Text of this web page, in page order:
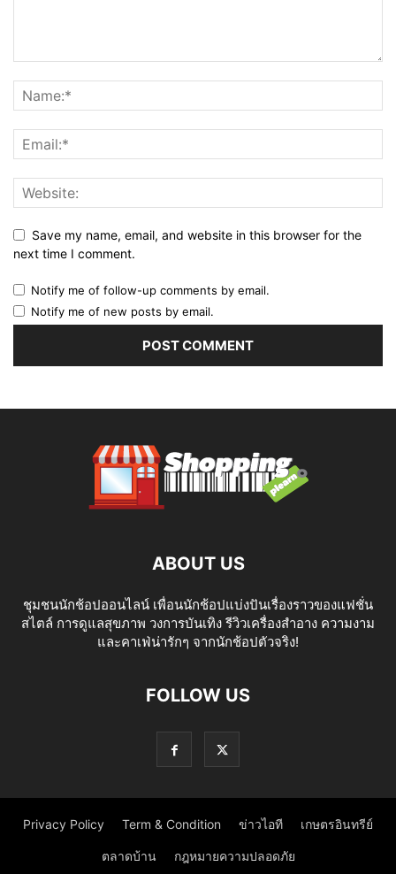
Save my name, email, and website in this browser for the
next time I comment.
Notify me of follow-up comments by email.
Notify me of new posts by email.
ABOUT US
ชุมชนนักช้อปออนไลน์ เพื่อนนักช้อปแบ่งปันเรื่องราวของแฟชั่น
สไตล์ การดูแลสุขภาพ วงการบันเทิง รีวิวเครื่องสำอาง ความงาม
และคาเฟ่น่ารักๆ จากนักช้อปตัวจริง!
FOLLOW US
Privacy Policy Term & Condition ข่าวไอที เกษตรอินทรีย์
ตลาดบ้าน กฎหมายความปลอดภัย